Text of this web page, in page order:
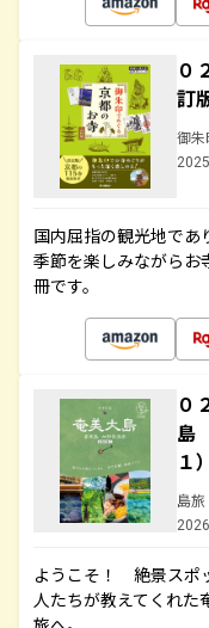
０
訂
御朱
国内屈指の観光地であ
季節を楽しみながらお
冊です。
０
島
１
島旅
ようこそ！ 絶景スポ
人たちが教えてくれた